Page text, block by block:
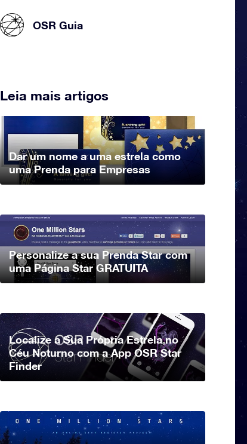
OSR Guia
Leia mais artigos
Dar um nome a uma estrela como
uma Prenda para Empresas
Personalize a sua Prenda Star com
uma Página Star GRATUITA
Localize a Sua Própria Estrela no
Céu Noturno com a App OSR Star
Finder